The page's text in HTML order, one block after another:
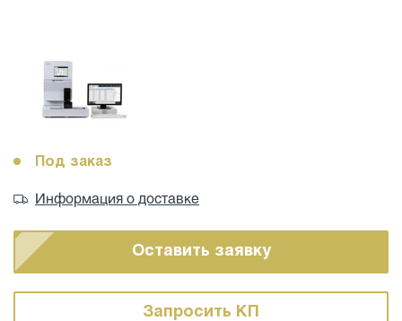
Под заказ
Информация о доставке
Оставить заявку
Запросить КП